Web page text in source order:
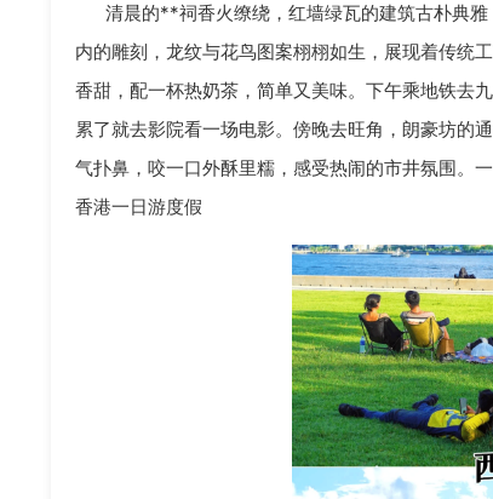
清晨的**祠香火缭绕，红墙绿瓦的建筑古朴典
内的雕刻，龙纹与花鸟图案栩栩如生，展现着传统
香甜，配一杯热奶茶，简单又美味。下午乘地铁去
累了就去影院看一场电影。傍晚去旺角，朗豪坊的
气扑鼻，咬一口外酥里糯，感受热闹的市井氛围。
香港一日游度假